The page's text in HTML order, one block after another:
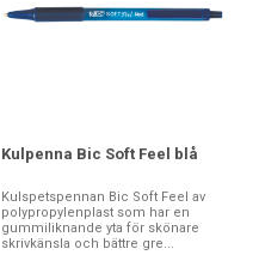
Kulpenna Bic Soft Feel blå
Kulspetspennan Bic Soft Feel av
polypropylenplast som har en
gummiliknande yta för skönare
skrivkänsla och bättre gre...